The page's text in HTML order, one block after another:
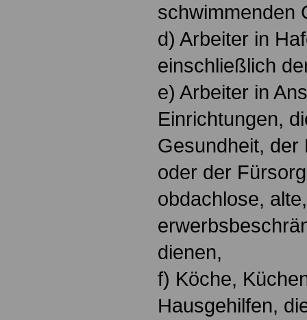
schwimmenden
d) Arbeiter in
einschließlich
e) Arbeiter in
Einrichtungen,
Gesundheit, der
oder der
obdachlose,
dienen,
f) Köche,
Hausgehilfen,